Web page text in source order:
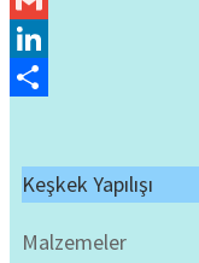
Gmail
LinkedIn
Keşkek Yapılışı
Malzemeler